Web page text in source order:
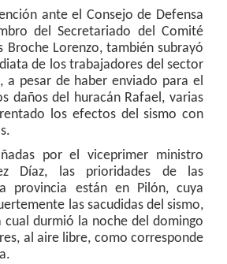
ante el Consejo de Defensa
del Secretariado del Comité
Broche Lorenzo, también subrayó
de los trabajadores del sector
a pesar de haber enviado para el
daños del huracán Rafael, varias
los efectos del sismo con
por el viceprimer ministro
Díaz, las prioridades de las
provincia están en Pilón, cuya
las sacudidas del sismo,
durmió la noche del domingo
al aire libre, como corresponde